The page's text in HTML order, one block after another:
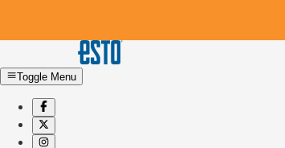
Toggle Menu